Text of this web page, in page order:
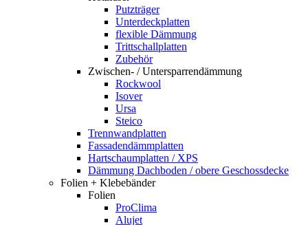
Putzträger
Unterdeckplatten
flexible Dämmung
Trittschallplatten
Zubehör
Zwischen- / Untersparrendämmung
Rockwool
Isover
Ursa
Steico
Trennwandplatten
Fassadendämmplatten
Hartschaumplatten / XPS
Dämmung Dachboden / obere Geschossdecke
Folien + Klebebänder
Folien
ProClima
Alujet